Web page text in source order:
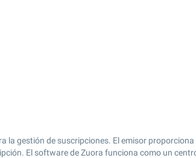
gestión de suscripciones. El emisor
El software de Zuora funciona como un